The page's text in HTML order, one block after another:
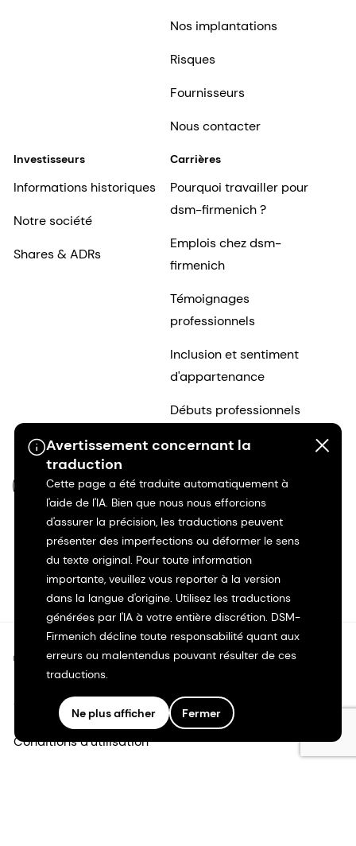
Avertissement concernant la
traduction
Cette page a été traduite automatiquement à
l'aide de l'IA. Bien que nous nous efforcions
d'assurer la précision, les traductions peuvent
présenter des imperfections ou déformer le sens
du texte original. Pour toute information
importante, veuillez vous reporter à la version
dans la langue d'origine. Utilisez les traductions
générées par l'IA à votre entière discrétion. DSM-
Firmenich décline toute responsabilité quant aux
erreurs ou malentendus pouvant résulter de ces
traductions.
Ne plus afficher Fermer
Nos implantations
Risques
Fournisseurs
Nous contacter
Investisseurs
Informations historiques
Notre société
Shares & ADRs
Carrières
Pourquoi travailler pour
dsm-firmenich ?
Emplois chez dsm-
firmenich
Témoignages
professionnels
Inclusion et sentiment
d'appartenance
Débuts professionnels
FR-FR
©2026 dsm-firmenich. Tous droits réservés.
Avis de confidentialité
Conditions d'utilisation